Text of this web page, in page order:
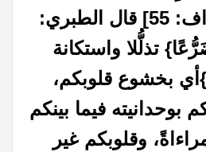
55
] قال الطبري:
تذلُّلا واستكانة
بخشوع قلوبكم،
بوحدانيته فيما بينكم
وقلوبكم غير